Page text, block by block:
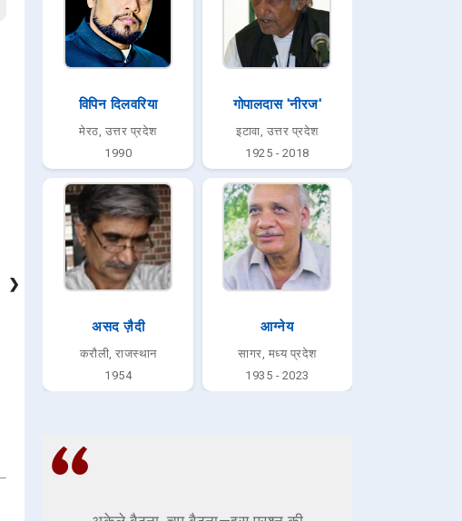
❯
विपिन दिलवरिया
मेरठ, उत्तर प्रदेश
1990
गोपालदास 'नीरज'
इटावा, उत्तर प्रदेश
1925 - 2018
असद ज़ैदी
करौली, राजस्थान
1954
आग्नेय
सागर, मध्य प्रदेश
1935 - 2023